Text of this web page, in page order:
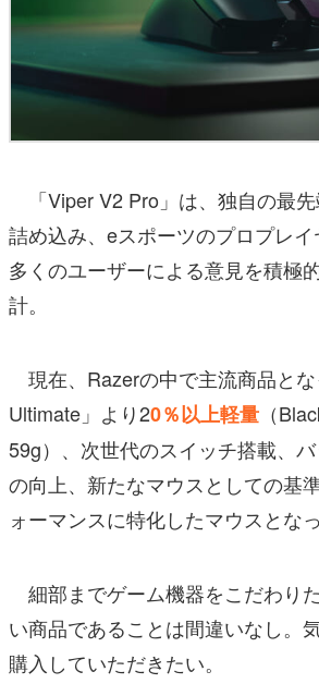
「Viper V2 Pro」は、独自の最
詰め込み、eスポーツのプロプレイ
多くのユーザーによる意見を積極
計。
現在、Razerの中で主流商品と
Ultimate」より20％以上軽量 （
59g）、次世代のスイッチ搭載、
の向上、新たなマウスとしての基
ォーマンスに特化したマウスとなっ
細部までゲーム機器をこだわり
い商品であることは間違いなし。
購入していただきたい。